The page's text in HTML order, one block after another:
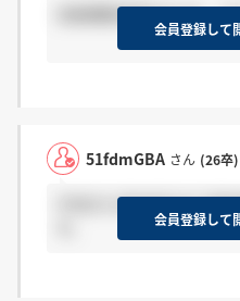
淀屋橋駅直結のため、
会員登録して
51fdmGBA さん (26卒)
子供が小学6年生まで育
会員登録して